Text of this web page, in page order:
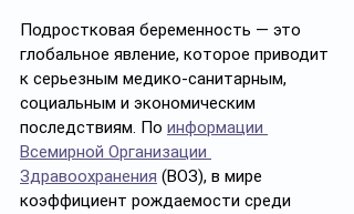
Подростковая беременность — это
глобальное явление, которое приводит
к серьезным медико-санитарным,
социальным и экономическим
последствиям. По информации
Всемирной Организации
Здравоохранения (ВОЗ), в мире
коэффициент рождаемости среди